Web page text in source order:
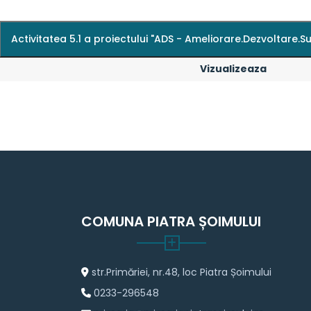
Activitatea 5.1 a proiectului "ADS -
Vizualizeaza
COMUNA PIATRA ȘOIMULUI
str.Primăriei, nr.48, loc Piatra Șoimului
0233-296548